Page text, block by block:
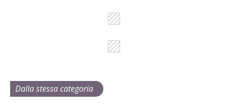
Dalla stessa categoria